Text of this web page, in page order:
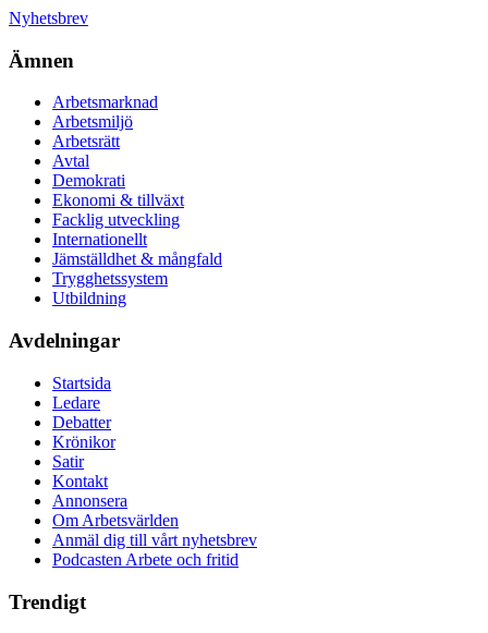
Nyhetsbrev
Ämnen
Arbetsmarknad
Arbetsmiljö
Arbetsrätt
Avtal
Demokrati
Ekonomi & tillväxt
Facklig utveckling
Internationellt
Jämställdhet & mångfald
Trygghetssystem
Utbildning
Avdelningar
Startsida
Ledare
Debatter
Krönikor
Satir
Kontakt
Annonsera
Om Arbetsvärlden
Anmäl dig till vårt nyhetsbrev
Podcasten Arbete och fritid
Trendigt